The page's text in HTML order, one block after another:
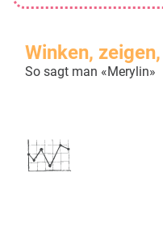
Winken,
So sagt man «Merylin»